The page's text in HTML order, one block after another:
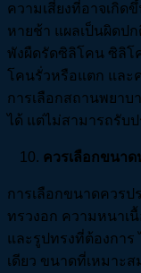
ความเสี่ยงที่อาจเกิด
หายช้า แผลเป็นผิดป
พังผืดรัดซิลิโคน ซิลิโ
โคนรั่วหรือแตก และ
การเลือกสถานพยาบ
ได้ แต่ไม่สามารถรับ
ควรเลือกขนาด
การเลือกขนาดควรป
ทรวงอก ความหนาเ
และรูปทรงที่ต้องการ
เดียว ขนาดที่เหมาะ